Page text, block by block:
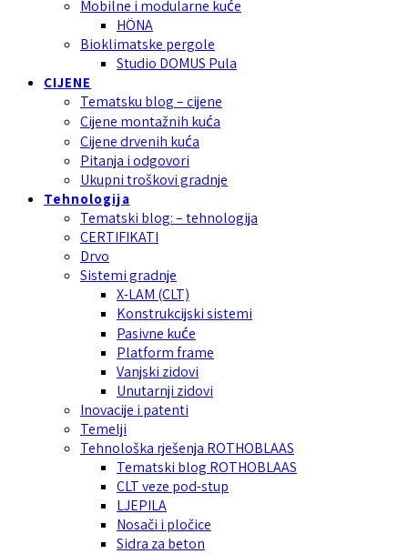
Mobilne i modularne kuće
HÖNA
Bioklimatske pergole
Studio DOMUS Pula
CIJENE
Tematsku blog – cijene
Cijene montažnih kuća
Cijene drvenih kuća
Pitanja i odgovori
Ukupni troškovi gradnje
Tehnologija
Tematski blog: – tehnologija
CERTIFIKATI
Drvo
Sistemi gradnje
X-LAM (CLT)
Konstrukcijski sistemi
Pasivne kuće
Platform frame
Vanjski zidovi
Unutarnji zidovi
Inovacije i patenti
Temelji
Tehnološka rješenja ROTHOBLAAS
Tematski blog ROTHOBLAAS
CLT veze pod-stup
LJEPILA
Nosači i pločice
Sidra za beton